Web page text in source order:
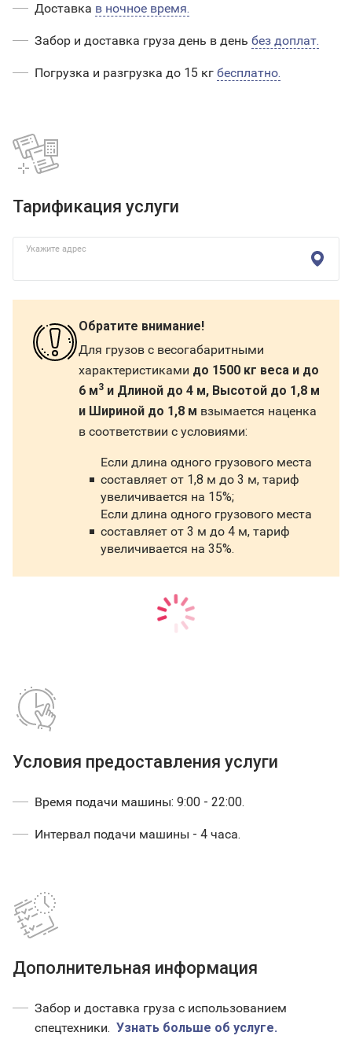
Доставка в ночное время.
Забор и доставка груза день в день без доплат.
Погрузка и разгрузка до 15 кг бесплатно.
Тарификация услуги
Укажите адрес
Обратите внимание!
Для грузов с весогабаритными
характеристиками до 1500 кг веса и до
6 м3 и Длиной до 4 м, Высотой до 1,8 м
и Шириной до 1,8 м взымается наценка
в соответствии с условиями:
Если длина одного грузового места
составляет от 1,8 м до 3 м, тариф
увеличивается на 15%;
Если длина одного грузового места
составляет от 3 м до 4 м, тариф
увеличивается на 35%.
Условия предоставления услуги
Время подачи машины: 9:00 - 22:00.
Интервал подачи машины - 4 часа.
Дополнительная информация
Забор и доставка груза с использованием
спецтехники. Узнать больше об услуге.